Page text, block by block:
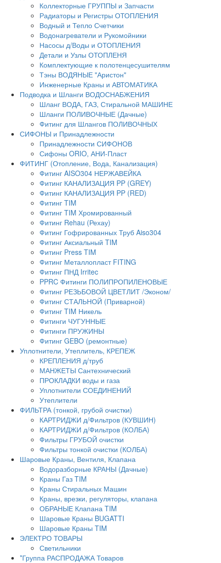
Коллекторные ГРУППЫ и Запчасти
Радиаторы и Регистры ОТОПЛЕНИЯ
Водный и Тепло Счетчики
Водонагреватели и Рукомойники
Насосы д/Воды и ОТОПЛЕНИЯ
Детали и Узлы ОТОПЛЕНЯ
Комплектующие к полотенцесушителям
Тэны ВОДЯНЫЕ "Аристон"
Инженерные Краны и АВТОМАТИКА
Подводка и Шланги ВОДОСНАБЖЕНИЯ
Шланг ВОДА, ГАЗ, Стиральной МАШИНЕ
Шланги ПОЛИВОЧНЫЕ (Дачные)
Фитинг для Шлангов ПОЛИВОЧНЫХ
СИФОНЫ и Принадлежности
Принадлежности СИФОНОВ
Сифоны ORIO, АНИ-Пласт
ФИТИНГ (Отопление, Вода, Канализация)
Фитинг AISO304 НЕРЖАВЕЙКА
Фитинг КАНАЛИЗАЦИЯ PP (GREY)
Фитинг КАНАЛИЗАЦИЯ PP (RED)
Фитинг TIM
Фитинг TIM Хромированный
Фитинг Rehau (Рехау)
Фитинг Гофрированных Труб Aiso304
Фитинг Аксиальный TIM
Фитинг Press TIM
Фитинг Металлопласт FITING
Фитинг ПНД Irritec
PPRC Фитинги ПОЛИПРОПИЛЕНОВЫЕ
Фитинг РЕЗЬБОВОЙ ЦВЕТЛИТ /Эконом/
Фитинг СТАЛЬНОЙ (Приварной)
Фитинг TIM Никель
Фитинги ЧУГУННЫЕ
Фитинги ПРУЖИНЫ
Фитинг GEBO (ремонтные)
Уплотнители, Утеплитель, КРЕПЕЖ
КРЕПЛЕНИЯ д/труб
МАНЖЕТЫ Сантехнический
ПРОКЛАДКИ воды и газа
Уплотнители СОЕДИНЕНИЙ
Утеплители
ФИЛЬТРА (тонкой, грубой очистки)
КАРТРИДЖИ д/Фильтров (КУВШИН)
КАРТРИДЖИ д/Фильтров (КОЛБА)
Фильтры ГРУБОЙ очистки
Фильтры тонкой очистки (КОЛБА)
Шаровые Краны, Вентиля, Клапана
Водоразборные КРАНЫ (Дачные)
Краны Газ TIM
Краны Стиральных Машин
Краны, врезки, регуляторы, клапана
ОБРАНЫЕ Клапана TIM
Шаровые Краны BUGATTI
Шаровые Краны TIM
ЭЛЕКТРО ТОВАРЫ
Светильники
*Группа РАСПРОДАЖА Товаров